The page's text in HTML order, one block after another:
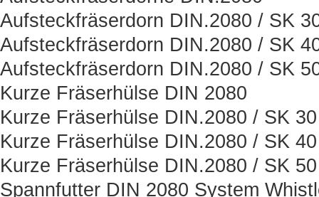
Aufsteckfräserdorn DIN.2080 / SK
Aufsteckfräserdorn DIN.2080 / SK
Aufsteckfräserdorn DIN.2080 / SK
Kurze Fräserhülse DIN 2080
Kurze Fräserhülse DIN.2080 / SK 30
Kurze Fräserhülse DIN.2080 / SK 40
Kurze Fräserhülse DIN.2080 / SK 50
Spannfutter DIN 2080 System